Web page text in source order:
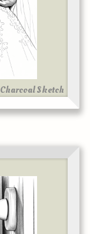
Charcoal Sketch